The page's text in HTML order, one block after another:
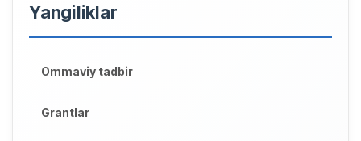
Yangiliklar
Ommaviy tadbir
Grantlar